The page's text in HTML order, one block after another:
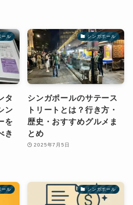
ール
タ
ン
を
き
シンガポール
シンガポールのサテース
トリートとは？行き方・
歴史・おすすめグルメま
とめ
2025年7月5日
ール シンガポール